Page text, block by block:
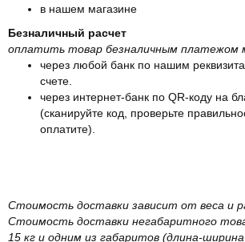
в нашем магазине
Безналичный расчет
оплатить товар безналичным платежом
через любой банк по нашим
счете.
через интернет-банк по QR-коду на
(сканируйте код, проверьте
оплатите).
Стоимость доставки зависит от веса и
Стоимость доставки негабаритного
15 кг и одним из габаритов (длина-